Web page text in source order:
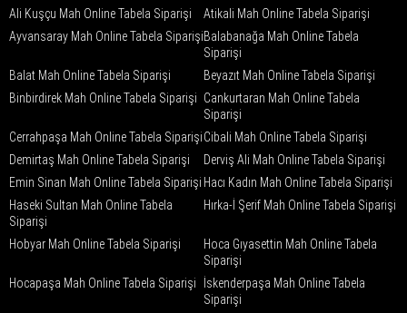
Ali Kuşçu Mah Online Tabela Siparişi
Atikali Mah Online Tabela Siparişi
Ayvansaray Mah Online Tabela SiparişiBalabanağa Mah Online Tabela
Siparişi
Balat Mah Online Tabela Siparişi
Beyazıt Mah Online Tabela Siparişi
Binbirdirek Mah Online Tabela Siparişi Cankurtaran Mah Online Tabela
Siparişi
Cerrahpaşa Mah Online Tabela SiparişiCibali Mah Online Tabela Siparişi
Demirtaş Mah Online Tabela Siparişi
Derviş Ali Mah Online Tabela Siparişi
Emin Sinan Mah Online Tabela Siparişi Hacı Kadın Mah Online Tabela Siparişi
Haseki Sultan Mah Online Tabela
Siparişi
Hırka-İ Şerif Mah Online Tabela Siparişi
Hobyar Mah Online Tabela Siparişi
Hoca Gıyasettin Mah Online Tabela
Siparişi
Hocapaşa Mah Online Tabela Siparişi
İskenderpaşa Mah Online Tabela
Siparişi